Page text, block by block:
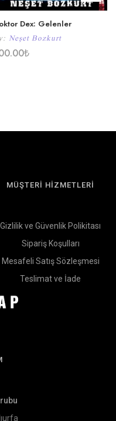
Dex: Gelenler
Neşet Bozkurt
₺
MÜŞTERİ HİZMETLERİ
Gizlilik ve Güvenlik Polikitası
Sipariş Koşulları
Mesafeli Satış Sözleşmesi
Teslimat ve İade